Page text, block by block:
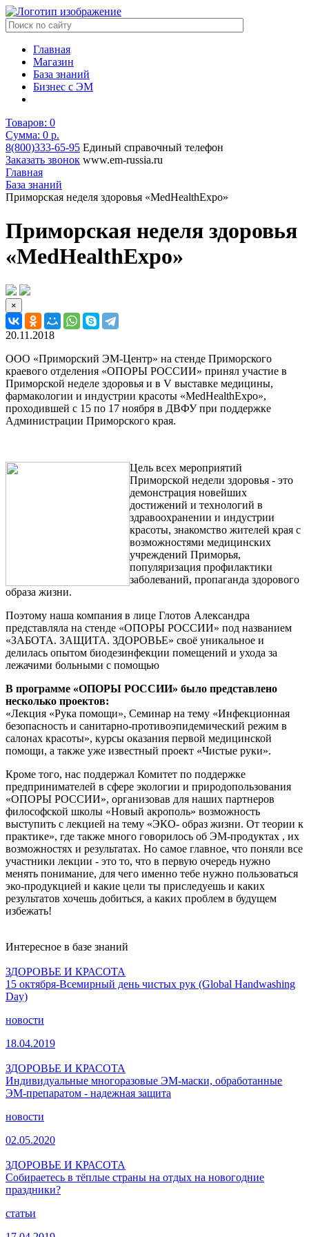
Главная
Магазин
База знаний
Бизнес с ЭМ
Товаров: 0
Сумма: 0 р.
8(800)333-65-95 Единый справочный телефон
Заказать звонок www.em-russia.ru
Главная
База знаний
Приморская неделя здоровья «MedHealthExpo»
Приморская неделя здоровья
«MedHealthExpo»
×
20.11.2018
ООО «Приморский ЭМ-Центр» на стенде Приморского
краевого отделения «ОПОРЫ РОССИИ» принял участие в
Приморской неделе здоровья и в V выставке медицины,
фармакологии и индустрии красоты «MedHealthExpo»,
проходившей с 15 по 17 ноября в ДВФУ при поддержке
Администрации Приморского края.
Цель всех мероприятий
Приморской недели здоровья - это
демонстрация новейших
достижений и технологий в
здравоохранении и индустрии
красоты, знакомство жителей края с
возможностями медицинских
учреждений Приморья,
популяризация профилактики
заболеваний, пропаганда здорового
образа жизни.
Поэтому наша компания в лице Глотов Александра
представляла на стенде «ОПОРЫ РОССИИ» под названием
«ЗАБОТА. ЗАЩИТА. ЗДОРОВЬЕ» своё уникальное и
делилась опытом биодезинфекции помещений и ухода за
лежачими больными с помощью
В программе «ОПОРЫ РОССИИ» было представлено
несколько проектов:
«Лекция «Рука помощи», Семинар на тему «Инфекционная
безопасность и санитарно-противоэпидемический режим в
салонах красоты», курсы оказания первой медицинской
помощи, а также уже известный проект «Чистые руки».
Кроме того, нас поддержал Комитет по поддержке
предпринимателей в сфере экологии и природопользования
«ОПОРЫ РОССИИ», организовав для наших партнеров
философской школы «Новый акрополь» возможность
выступить с лекцией на тему «ЭКО- образ жизни. От теории к
практике», где также много говорилось об ЭМ-продуктах , их
возможностях и результатах. Но самое главное, что поняли все
участники лекции - это то, что в первую очередь нужно
менять понимание, для чего именно тебе нужно пользоваться
эко-продукцией и какие цели ты приследуешь и каких
результатов хочешь добиться, а каких проблем в будущем
избежать!
Интересное в базе знаний
ЗДОРОВЬЕ И КРАСОТА
15 октября-Всемирный день чистых рук (Global Handwashing
Day)
новости
18.04.2019
ЗДОРОВЬЕ И КРАСОТА
Индивидуальные многоразовые ЭМ-маски, обработанные
ЭМ-препаратом - надежная защита
новости
02.05.2020
ЗДОРОВЬЕ И КРАСОТА
Собираетесь в тёплые страны на отдых на новогодние
праздники?
статьи